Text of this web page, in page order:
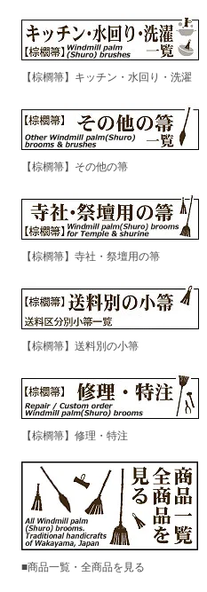
【棕櫚箒】キッチン・水回り・洗濯
【棕櫚箒】その他の箒
【棕櫚箒】寺社・祭壇用の箒
【棕櫚箒】送料別の小箒
【棕櫚箒】修理・特注
■商品一覧・全商品を見る